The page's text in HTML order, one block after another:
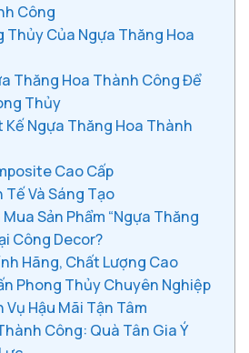
Công
Thủy Của Ngựa Thăng Hoa
Thăng Hoa Thành Công Để
Thủy
Kế Ngựa Thăng Hoa Thành
Cao Cấp
Và Sáng Tạo
Sản Phẩm “Ngựa Thăng
Công Decor?
Hãng, Chất Lượng Cao
Phong Thủy Chuyên Nghiệp
Vụ Hậu Mãi Tận Tâm
Công: Quà Tân Gia Ý